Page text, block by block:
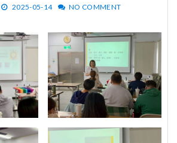
2025-05-14 NO COMMENT